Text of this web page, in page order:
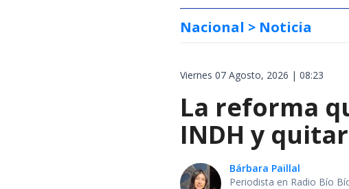
Nacional > Noticia
Viernes 07 Agosto, 2026 | 08:23
La reforma
INDH y
Bárbara Paillal
Periodista en Radio Bío